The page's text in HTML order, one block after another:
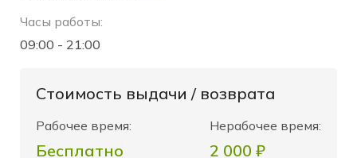
Часы работы:
09:00 - 21:00
Стоимость выдачи / возврата
Рабочее время:
Бесплатно
Нерабочее время:
2 000 ₽